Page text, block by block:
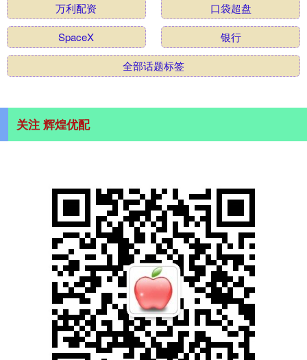
万利配资
口袋超盘
SpaceX
银行
全部话题标签
关注 辉煌优配